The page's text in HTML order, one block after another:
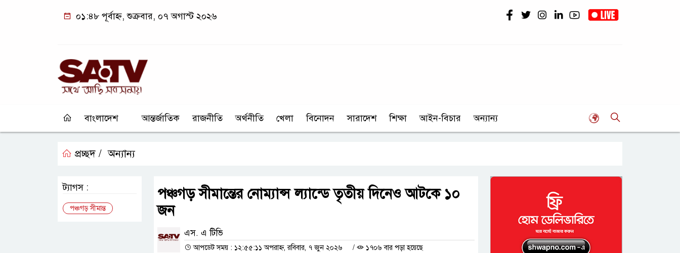
০১:৪৮ পূর্বাহ্ন, শুক্রবার, ০৭ অগাস্ট ২০২৬
বাংলাদেশ আন্তর্জাতিক রাজনীতি অর্থনীতি খেলা বিনোদন সারাদেশ শিক্ষা আইন-বিচার অন্যান্য
প্রচ্ছদ / অন্যান্য
পঞ্চগড় সীমান্তের নোম্যান্স ল্যান্ডে তৃতীয় দিনেও আটকে ১০
জন
এস. এ টিভি
আপডেট সময় : ১২:৫৫:১১ অপরাহ্ন, রবিবার, ৭ জুন ২০২৬ / ১৭০৬ বার পড়া হয়েছে
ট্যাগস :
পঞ্চগড় সীমান্ত